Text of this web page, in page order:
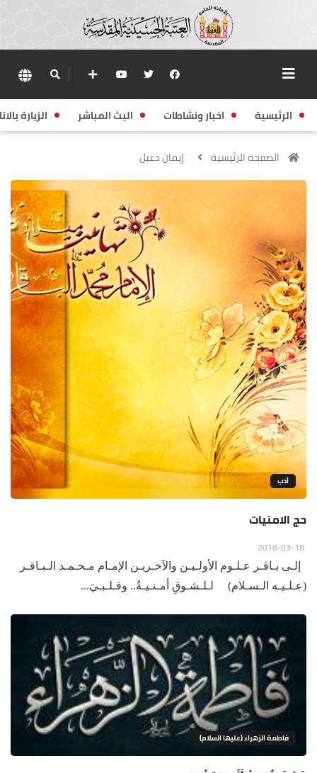
الرئيسية اخبار ونشاطات البث المباشر الزيارة
الصفحة الرئيسية إيمان دعبل
أدب
حج الامنيات
إلـى بـاقـر عـلـوم الأولـيـن والآخـريـن الإمـام مـحـمـد الـبـاقـر
(عـلـيـه الـسـلام) لـلـشـوقِ أمـنـيـةٌ.. وقـلـبـيَ...
فاطمة الزهراء (عليها السلام)